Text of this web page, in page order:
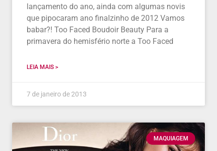
lançamento do ano, ainda com algumas novis
que pipocaram ano finalzinho de 2012 Vamos
babar?! Too Faced Boudoir Beauty Para a
primavera do hemisfério norte a Too Faced
LEIA MAIS >
7 de janeiro de 2013
MAQUIAGEM